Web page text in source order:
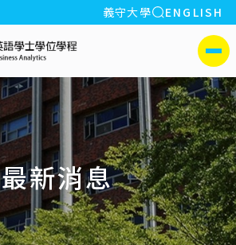
:::
義守大學 全站搜索
ENGLISH
義守大學財務與商業分
側選單
最新消息